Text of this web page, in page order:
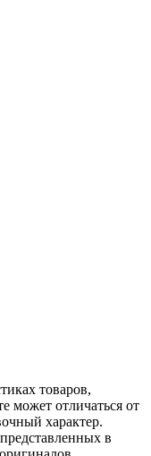
товаров,
может отличаться от
характер.
в